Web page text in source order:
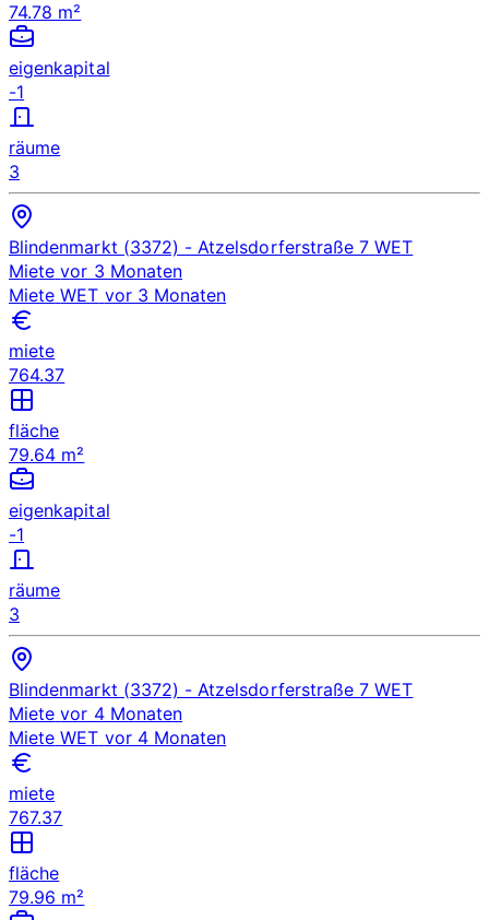
74.78 m²
eigenkapital
-1
räume
3
Blindenmarkt (3372) - Atzelsdorferstraße 7 WET
Miete vor 3 Monaten
Miete WET vor 3 Monaten
miete
764.37
fläche
79.64 m²
eigenkapital
-1
räume
3
Blindenmarkt (3372) - Atzelsdorferstraße 7 WET
Miete vor 4 Monaten
Miete WET vor 4 Monaten
miete
767.37
fläche
79.96 m²